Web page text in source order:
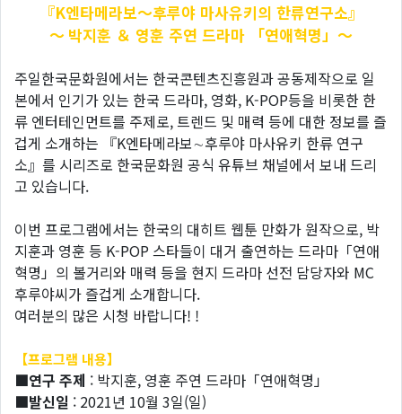
『K엔타메라보～후루야 마사유키의 한류연구소』
～ 박지훈 ＆ 영훈 주연 드라마 「연애혁명」～
주일한국문화원에서는 한국콘텐츠진흥원과 공동제작으로 일
본에서 인기가 있는 한국 드라마, 영화, K-POP등을 비롯한 한
류 엔터테인먼트를 주제로, 트렌드 및 매력 등에 대한 정보를 즐
겁게 소개하는 『K엔타메라보∼후루야 마사유키 한류 연구
소』를 시리즈로 한국문화원 공식 유튜브 채널에서 보내 드리
고 있습니다.
이번 프로그램에서는 한국의 대히트 웹툰 만화가 원작으로, 박
지훈과 영훈 등 K-POP 스타들이 대거 출연하는 드라마「연애
혁명」의 볼거리와 매력 등을 현지 드라마 선전 담당자와 MC
후루야씨가 즐겁게 소개합니다.
여러분의 많은 시청 바랍니다! !
【프로그램 내용】
■연구 주제 : 박지훈, 영훈 주연 드라마「연애혁명」
■발신일 : 2021년 10월 3일(일)